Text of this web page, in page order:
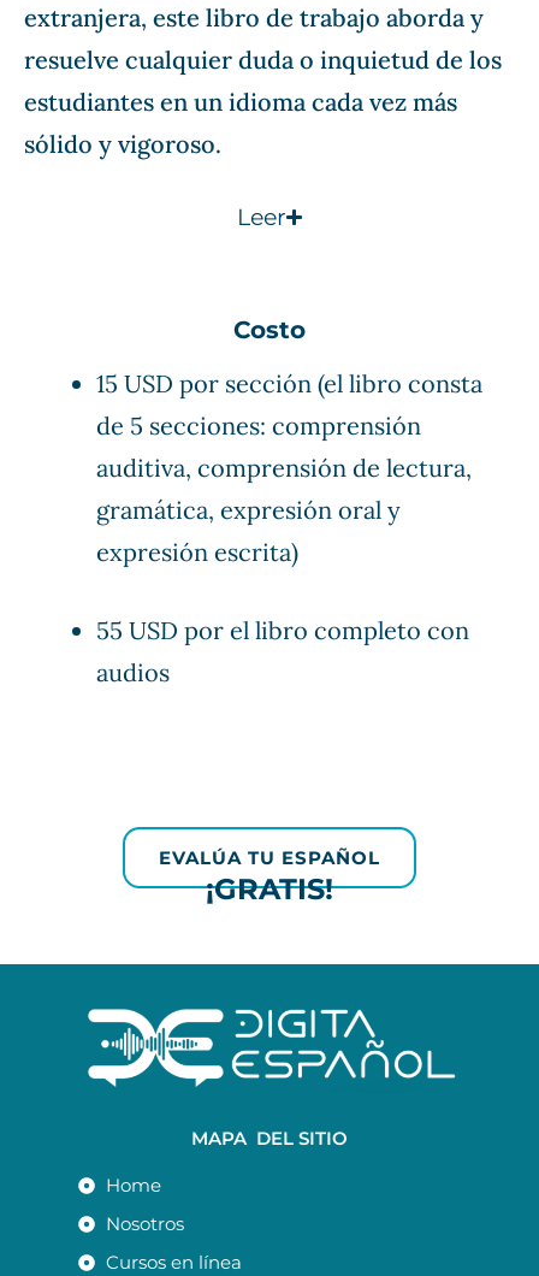
extranjera, este libro de trabajo aborda y
resuelve cualquier duda o inquietud de los
estudiantes en un idioma cada vez más
sólido y vigoroso.
Leer
Costo
15 USD por sección (el libro consta
de 5 secciones: comprensión
auditiva, comprensión de lectura,
gramática, expresión oral y
expresión escrita)
55 USD por el libro completo con
audios
EVALÚA TU ESPAÑOL
¡GRATIS!
MAPA DEL SITIO
Home
Nosotros
Cursos en línea